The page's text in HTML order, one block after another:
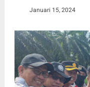
Januari 15, 2024